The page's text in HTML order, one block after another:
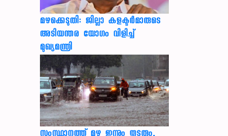
മഴക്കെടുതി: ജില്ലാ കളക്ടർമാരുടെ
അടിയന്തര യോഗം വിളിച്ച്
മുഖ്യമന്ത്രി